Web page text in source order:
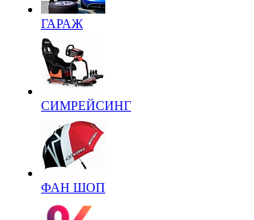
ГАРАЖ
СИМРЕЙСИНГ
ФАН ШОП